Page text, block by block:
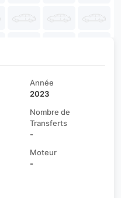
Année
2023
Nombre de
Transferts
-
Moteur
-